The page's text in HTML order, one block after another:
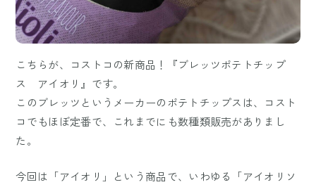
こちらが、コストコの新商品！『ブレッツポテトチップ
ス アイオリ』です。
このブレッツというメーカーのポテトチップスは、コスト
コでもほぼ定番で、これまでにも数種類販売がありまし
た。
今回は「アイオリ」という商品で、いわゆる「アイオリソ